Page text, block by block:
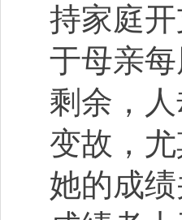
持家庭
于母亲
剩余，
变故，
她的成